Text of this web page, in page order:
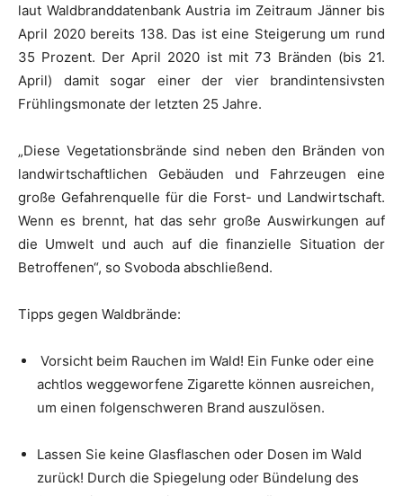
laut Waldbranddatenbank Austria im Zeitraum Jänner bis
April 2020 bereits 138. Das ist eine Steigerung um rund
35 Prozent. Der April 2020 ist mit 73 Bränden (bis 21.
April) damit sogar einer der vier brandintensivsten
Frühlingsmonate der letzten 25 Jahre.
„Diese Vegetationsbrände sind neben den Bränden von
landwirtschaftlichen Gebäuden und Fahrzeugen eine
große Gefahrenquelle für die Forst- und Landwirtschaft.
Wenn es brennt, hat das sehr große Auswirkungen auf
die Umwelt und auch auf die finanzielle Situation der
Betroffenen“, so Svoboda abschließend.
Tipps gegen Waldbrände:
Vorsicht beim Rauchen im Wald! Ein Funke oder eine
achtlos weggeworfene Zigarette können ausreichen,
um einen folgenschweren Brand auszulösen.
Lassen Sie keine Glasflaschen oder Dosen im Wald
zurück! Durch die Spiegelung oder Bündelung des